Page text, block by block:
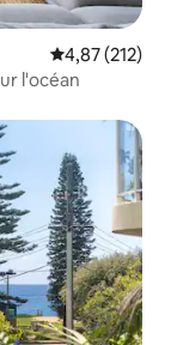
Évaluation
4,87 (212)
l'océan